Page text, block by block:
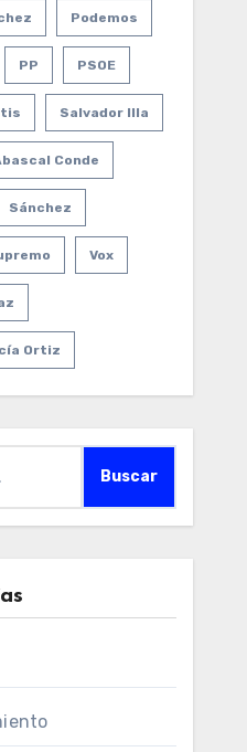
Podemos
PP PSOE
Salvador Illa
Conde
Sánchez
Vox
Ortiz